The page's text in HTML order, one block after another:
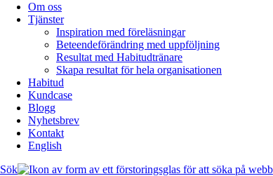
Om oss
Tjänster
Inspiration med föreläsningar
Beteendeförändring med uppföljning
Resultat med Habitudtränare
Skapa resultat för hela organisationen
Habitud
Kundcase
Blogg
Nyhetsbrev
Kontakt
English
Sök